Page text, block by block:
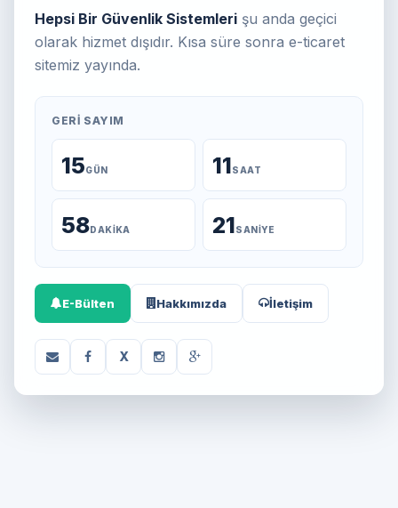
Hepsi Bir Güvenlik Sistemleri şu anda geçici
olarak hizmet dışıdır. Kısa süre sonra e-ticaret
sitemiz yayında.
GERI SAYIM
15GÜN 11SAAT
58DAKIKA 21SANIYE
E-Bülten Hakkımızda İletişim
X